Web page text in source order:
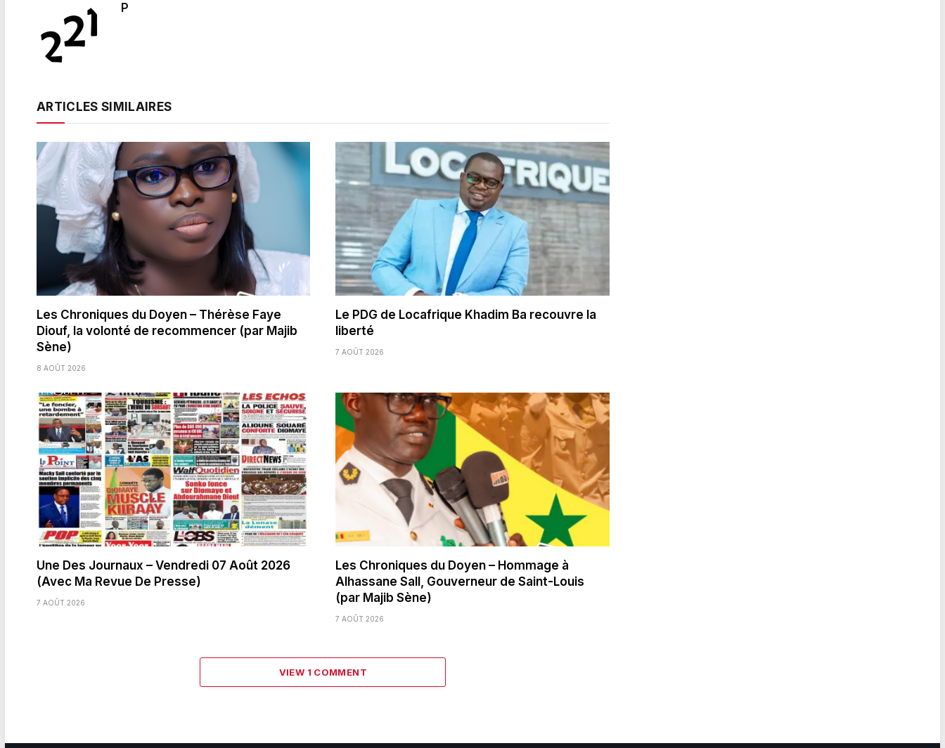
P
ARTICLES SIMILAIRES
Les Chroniques du Doyen – Thérèse Faye
Diouf, la volonté de recommencer (par Majib
Sène)
8 AOÛT 2026
Le PDG de Locafrique Khadim Ba recouvre la
liberté
7 AOÛT 2026
Une Des Journaux – Vendredi 07 Août 2026
(Avec Ma Revue De Presse)
7 AOÛT 2026
Les Chroniques du Doyen – Hommage à
Alhassane Sall, Gouverneur de Saint-Louis
(par Majib Sène)
7 AOÛT 2026
VIEW 1 COMMENT